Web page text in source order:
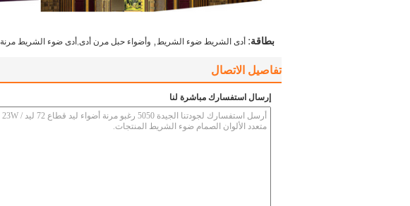
بطاقة: أدى الشريط ضوء الشريط وأضواء حبل مرن أدى,أدى ضوء الشريط مرنة
تفاصيل الاتصال
إرسال استفسارك مباشرة لنا